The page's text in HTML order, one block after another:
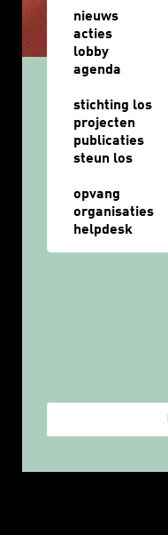
nieuws
acties
lobby
agenda
stichting los
projecten
publicaties
steun los
opvang
organisaties
helpdesk